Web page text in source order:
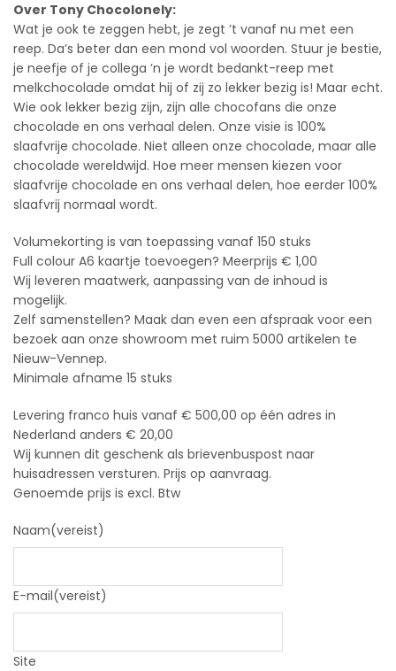
Over Tony Chocolonely:
Wat je ook te zeggen hebt, je zegt ’t vanaf nu met een
reep. Da’s beter dan een mond vol woorden. Stuur je bestie,
je neefje of je collega ’n je wordt bedankt-reep met
melkchocolade omdat hij of zij zo lekker bezig is! Maar echt.
Wie ook lekker bezig zijn, zijn alle chocofans die onze
chocolade en ons verhaal delen. Onze visie is 100%
slaafvrije chocolade. Niet alleen onze chocolade, maar alle
chocolade wereldwijd. Hoe meer mensen kiezen voor
slaafvrije chocolade en ons verhaal delen, hoe eerder 100%
slaafvrij normaal wordt.
Volumekorting is van toepassing vanaf 150 stuks
Full colour A6 kaartje toevoegen? Meerprijs € 1,00
Wij leveren maatwerk, aanpassing van de inhoud is
mogelijk.
Zelf samenstellen? Maak dan even een afspraak voor een
bezoek aan onze showroom met ruim 5000 artikelen te
Nieuw-Vennep.
Minimale afname 15 stuks
Levering franco huis vanaf € 500,00 op één adres in
Nederland anders € 20,00
Wij kunnen dit geschenk als brievenbuspost naar
huisadressen versturen. Prijs op aanvraag.
Genoemde prijs is excl. Btw
Naam(vereist)
E-mail(vereist)
Site